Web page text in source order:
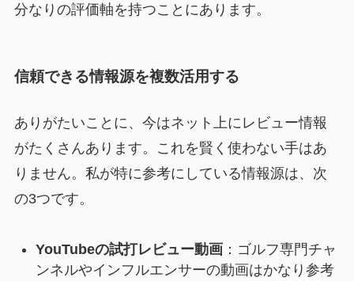
分なりの評価軸を持つことにあります。
信頼できる情報源を複数活用する
ありがたいことに、今はネット上にレビュー情報
がたくさんあります。これを賢く使わない手はあ
りません。私が特に参考にしている情報源は、次
の3つです。
YouTubeの試打レビュー動画：ゴルフ専門チャ
ンネルやインフルエンサーの動画はかなり参考